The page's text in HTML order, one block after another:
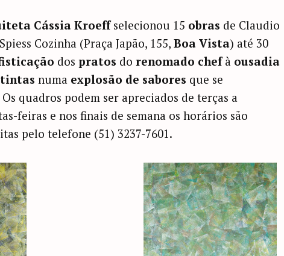
Cássia Kroeffselecionou 15 obras de Claudio
Cozinha (Praça Japão, 155, Boa Vista) até 30
dos pratos do renomado chefà ousadia
numa explosão de sabores que se
Os quadros podem ser apreciados de terças a
feiras e nos finais de semana os horários são
pelo telefone (51) 3237-7601.